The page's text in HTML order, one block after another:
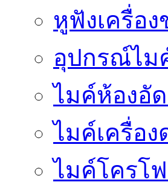
หูฟังเครื่อ
อุปกรณ์ไม
ไมค์ห้องอัด
ไมค์เครื่อ
ไมค์โครโ